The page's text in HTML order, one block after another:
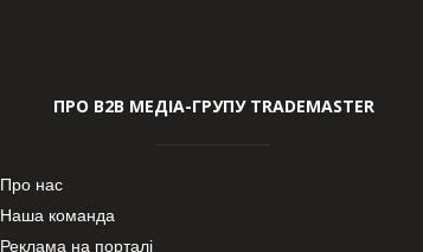
ПРО В2В МЕДІА-ГРУПУ TRADEMASTER
Про нас
Наша команда
Реклама на порталі